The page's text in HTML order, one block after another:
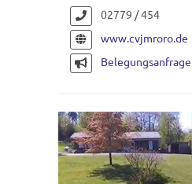
02779 / 454
www.cvjmroro.de
Belegungsanfrage